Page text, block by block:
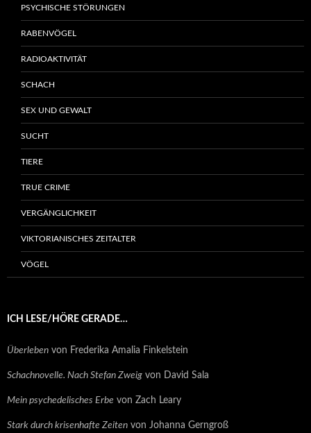
PSYCHISCHE STÖRUNGEN
RABENVÖGEL
RADIOAKTIVITÄT
SCHACH
SEX UND GEWALT
SUCHT
TIERE
TRUE CRIME
VERGÄNGLICHKEIT
VIKTORIANISCHES ZEITALTER
VÖGEL
ICH LESE/HÖRE GERADE…
Überleben von Frederika Amalia Finkelstein
Schachnovelle. Nach Stefan Zweig von David Sala
Mein psychedelisches Erbe von Zach Leary
Stark durch krisenhafte Zeiten von Johanna Gerngroß